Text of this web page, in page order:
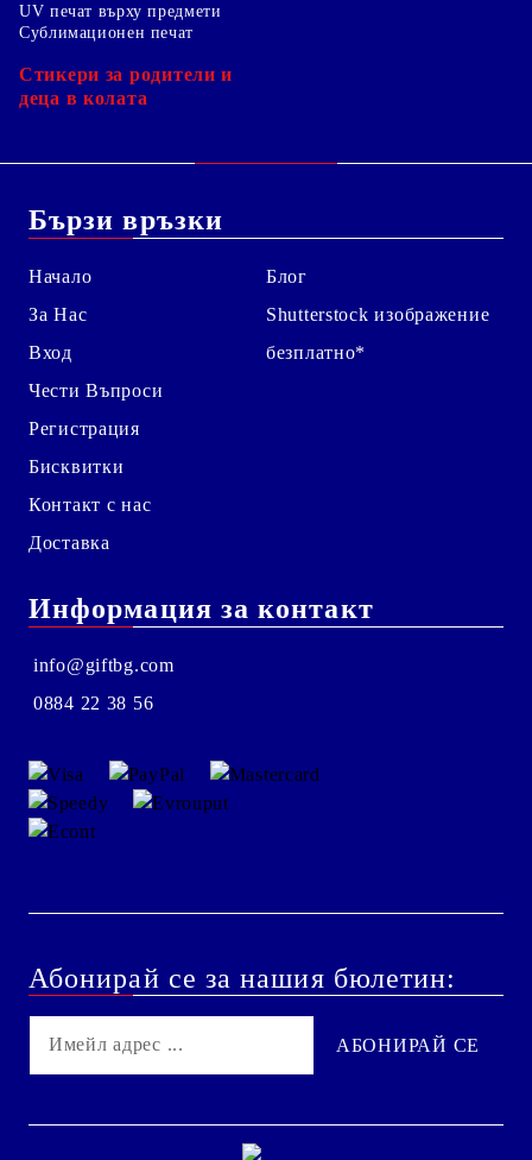
UV печат върху предмети
Сублимационен печат
Стикери за родители и
деца в колата
Бързи връзки
Начало
За Нас
Вход
Чести Въпроси
Регистрация
Бисквитки
Контакт с нас
Доставка
Блог
Shutterstock изображение
безплатно*
Информация за контакт
info@giftbg.com
0884 22 38 56
Абонирай се за нашия бюлетин: